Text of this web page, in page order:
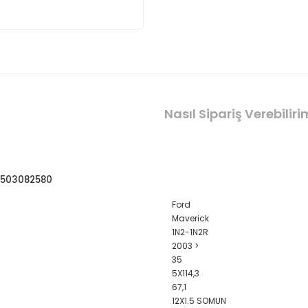
Nasıl Sipariş
Ford
Maverick
1N2-1N2R
2003 >
35
5X114,3
67,1
12X1.5 SOMUN